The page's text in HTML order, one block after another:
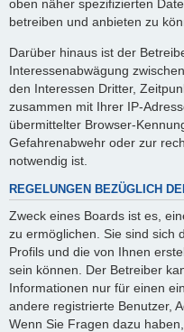
oben näher spezifizierten
betreiben und anbieten zu
Darüber hinaus ist der
Interessenabwägung
den Interessen Dritter,
zusammen mit Ihrer IP-
übermittelter Browser-
Gefahrenabwehr oder zur
notwendig ist.
REGELUNGEN BEZÜGLICH
Zweck eines Boards ist es,
zu ermöglichen. Sie sind sich
Profils und die von Ihnen
sein können. Der Betreiber
Informationen nur für einen
andere registrierte Benutzer,
Wenn Sie Fragen dazu